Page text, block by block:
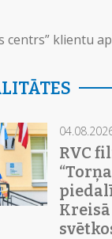
centrs” klientu
RVC